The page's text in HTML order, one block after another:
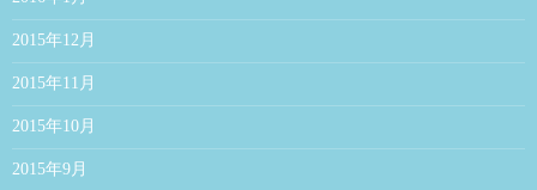
2015年12月
2015年11月
2015年10月
2015年9月